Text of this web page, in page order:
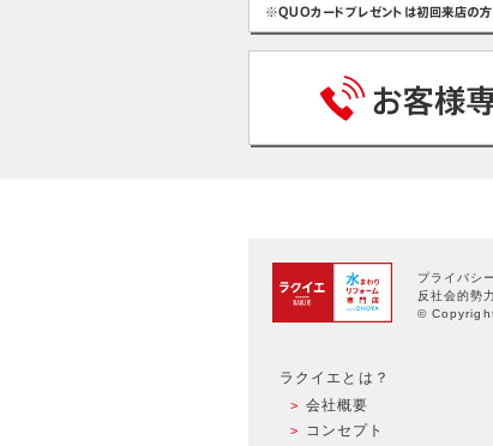
プライバシ
反社会的勢
©
ラクイエとは？
会社概要
コンセプト